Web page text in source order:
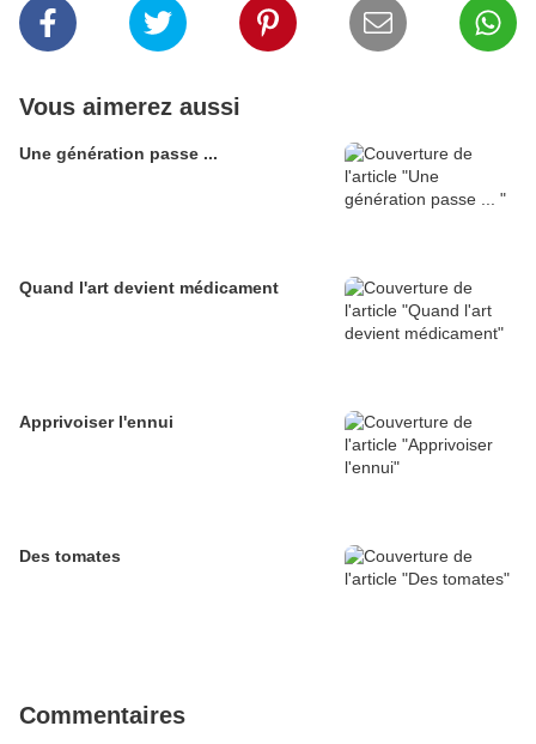
Vous aimerez aussi
Une génération passe ...
Quand l'art devient médicament
Apprivoiser l'ennui
Des tomates
Commentaires